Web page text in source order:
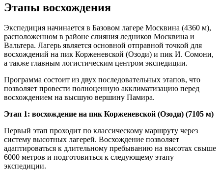
Этапы восхождения
Экспедиция начинается в Базовом лагере Москвина (4360 м),
расположенном в районе слияния ледников Москвина и
Вальтера. Лагерь является основной отправной точкой для
восхождений на пик Корженевской (Озоди) и пик И. Сомони,
а также главным логистическим центром экспедиции.
Программа состоит из двух последовательных этапов, что
позволяет провести полноценную акклиматизацию перед
восхождением на высшую вершину Памира.
Этап 1: восхождение на пик Корженевской (Озоди) (7105 м)
Первый этап проходит по классическому маршруту через
систему высотных лагерей. Восхождение позволяет
адаптироваться к длительному пребыванию на высотах свыше
6000 метров и подготовиться к следующему этапу
экспедиции.